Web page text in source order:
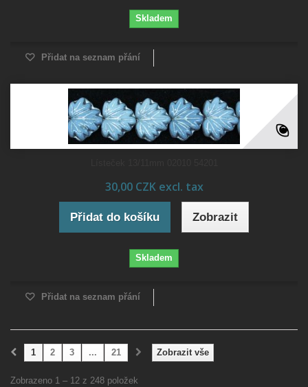
Skladem
Přidat na seznam přání
30,00 CZK excl. tax
Přidat do košíku Zobrazit
Skladem
Přidat na seznam přání
Zobrazit vše
1 2 3 ... 21
Zobrazeno 1 – 12 z 248 položek